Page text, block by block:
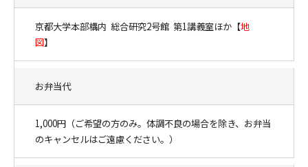
京都大学本部構内 総合研究2号館 第1講義室ほか【地
図】
お弁当代
1,000円（ご希望の方のみ。体調不良の場合を除き、お弁当
のキャンセルはご遠慮ください。）